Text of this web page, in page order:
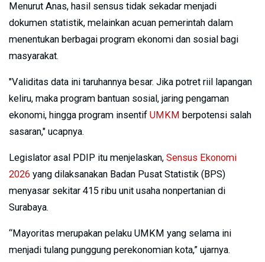
Menurut Anas, hasil sensus tidak sekadar menjadi
dokumen statistik, melainkan acuan pemerintah dalam
menentukan berbagai program ekonomi dan sosial bagi
masyarakat.
"Validitas data ini taruhannya besar. Jika potret riil lapangan
keliru, maka program bantuan sosial, jaring pengaman
ekonomi, hingga program insentif UMKM berpotensi salah
sasaran," ucapnya.
Legislator asal PDIP itu menjelaskan, Sensus Ekonomi
2026 yang dilaksanakan Badan Pusat Statistik (BPS)
menyasar sekitar 415 ribu unit usaha nonpertanian di
Surabaya.
“Mayoritas merupakan pelaku UMKM yang selama ini
menjadi tulang punggung perekonomian kota,” ujarnya.